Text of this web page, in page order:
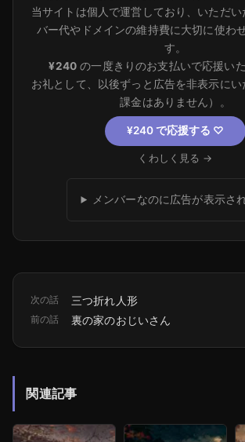
当サイトは個人で運営しており、いただ
バー代やドメインの維持費に大切に使わ
す。
¥240 の一度きりのお支払いで応援いた
お礼として、以後ずっと広告を非表示に
課金はありません）。
¥240 で応援する ♡
くわしく見る →
メンバーなのに広告が表示さ
次の話 三つ折れ人形
前の話 裏の家のおじいさん
関連記事